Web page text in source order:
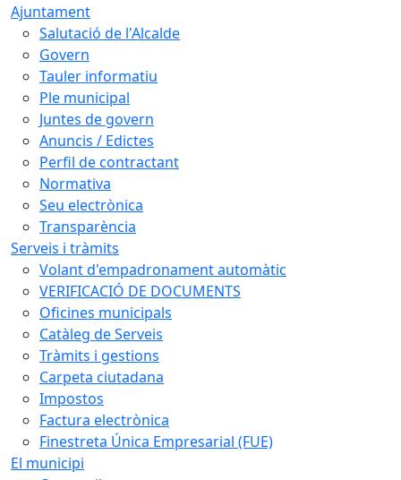
Ajuntament
Salutació de l'Alcalde
Govern
Tauler informatiu
Ple municipal
Juntes de govern
Anuncis / Edictes
Perfil de contractant
Normativa
Seu electrònica
Transparència
Serveis i tràmits
Volant d'empadronament automàtic
VERIFICACIÓ DE DOCUMENTS
Oficines municipals
Catàleg de Serveis
Tràmits i gestions
Carpeta ciutadana
Impostos
Factura electrònica
Finestreta Única Empresarial (FUE)
El municipi